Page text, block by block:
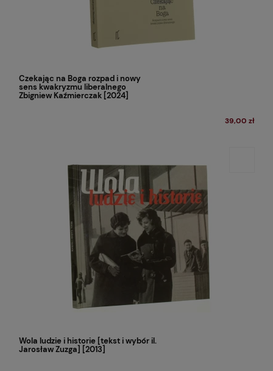
Czekając na Boga rozpad i nowy
sens kwakryzmu liberalnego
Zbigniew Kaźmierczak [2024]
39,00 zł
Wola ludzie i historie [tekst i wybór il.
Jarosław Zuzga] [2013]